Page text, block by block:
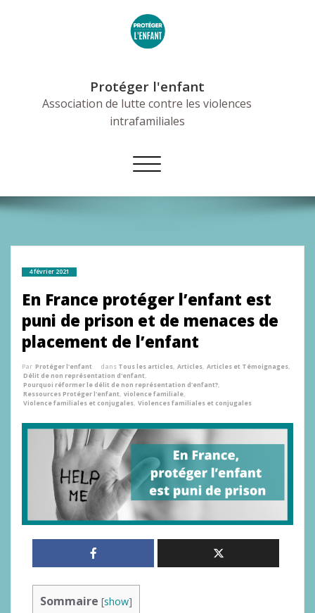
Protéger l'enfant
Association de lutte contre les violences
intrafamiliales
Afficher/masquer
la
4 février 2021
En France protéger l’enfant est
puni de prison et de menaces de
placement de l’enfant
Par Protéger l'enfant dans Tous les articles, Articles, Articles et Témoignages,
Délit de non représentation d'enfant,
Pourquoi réformer le délit de non représentation d'enfant?,
Ressources Protéger l'enfant, violence familiale,
Violence familiales et conjugales, Violences familiales et conjugales
Sommaire [show]